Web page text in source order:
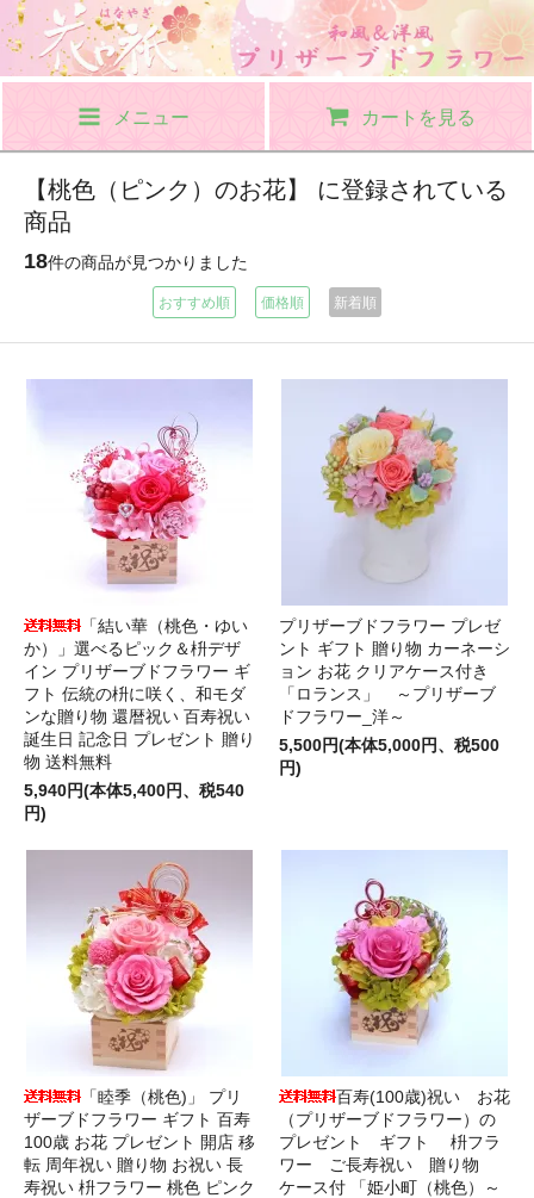
メニュー カートを見る
【桃色（ピンク）のお花】 に登録されている
商品
18件の商品が見つかりました
おすすめ順 価格順 新着順
「結い華（桃色・ゆい
か）」選べるピック＆枡デザ
イン プリザーブドフラワー ギ
フト 伝統の枡に咲く、和モダ
ンな贈り物 還暦祝い 百寿祝い
誕生日 記念日 プレゼント 贈り
物 送料無料
5,940円(本体5,400円、税540
円)
プリザーブドフラワー プレゼ
ント ギフト 贈り物 カーネーシ
ョン お花 クリアケース付き
「ロランス」 ～プリザーブ
ドフラワー_洋～
5,500円(本体5,000円、税500
円)
「睦季（桃色)」 プリ
ザーブドフラワー ギフト 百寿
100歳 お花 プレゼント 開店 移
転 周年祝い 贈り物 お祝い 長
寿祝い 枡フラワー 桃色 ピンク
百寿(100歳)祝い お花
（プリザーブドフラワー）の
プレゼント ギフト 枡フラ
ワー ご長寿祝い 贈り物
ケース付 「姫小町（桃色）～